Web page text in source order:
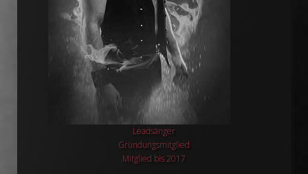
Leadsänger
Gründungsmitglied
Mitglied bis 2017